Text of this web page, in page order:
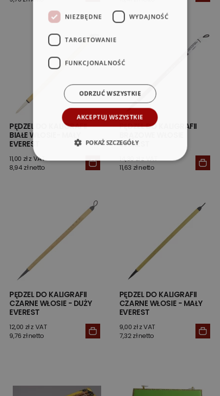
PĘDZEL DO KALIGRAFII
BIAŁE WŁOSIE- MAŁY
EVEREST
11,00 zł z VAT
8,94 zł netto
PĘDZEL DO KALIGRAFII
EVEREST
14,30 zł z VAT
11,63 zł netto
PĘDZEL DO KALIGRAFII
CZARNE WŁOSIE - DUŻY
EVEREST
12,00 zł z VAT
9,76 zł netto
PĘDZEL DO KALIGRAFII
CZARNE WŁOSIE - MAŁY
EVEREST
9,00 zł z VAT
7,32 zł netto
NIEZBĘDNE WYDAJNOŚĆ
TARGETOWANIE
FUNKCJONALNOŚĆ
AKCEPTUJ WSZYSTKIE
ODRZUĆ WSZYSTKIE
POKAŻ SZCZEGÓŁY